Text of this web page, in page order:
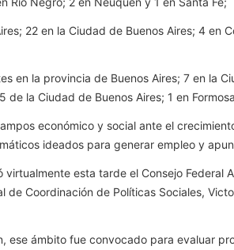
22 en la Ciudad de Buenos Aires; 4 en
la provincia de Buenos Aires; 7 en la
la Ciudad de Buenos Aires; 1 en
económico y social ante el
ideados para generar empleo y
esta tarde el Consejo
Coordinación de Políticas Sociales,
ese ámbito fue convocado para evaluar